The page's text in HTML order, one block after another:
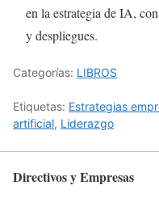
en la estrategia de IA,
y despliegues.
Categorías: LIBROS
Etiquetas: Estrategias
artificial, Liderazgo
Directivos y Empresas